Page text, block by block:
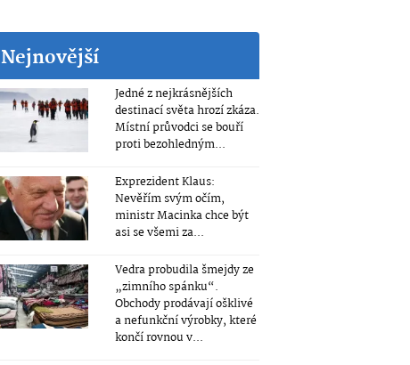
Nejnovější
Jedné z nejkrásnějších
destinací světa hrozí zkáza.
Místní průvodci se bouří
proti bezohledným...
Exprezident Klaus:
Nevěřím svým očím,
ministr Macinka chce být
asi se všemi za...
Vedra probudila šmejdy ze
„zimního spánku“.
Obchody prodávají ošklivé
a nefunkční výrobky, které
končí rovnou v...